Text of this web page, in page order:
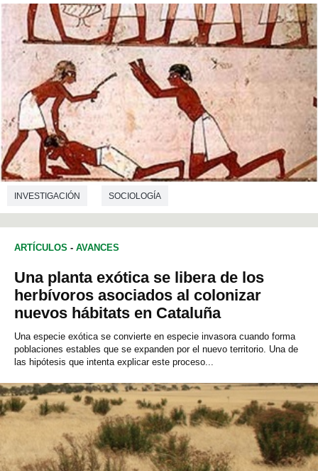
INVESTIGACIÓN SOCIOLOGÍA
ARTÍCULOS - AVANCES
Una planta exótica se libera de los
herbívoros asociados al colonizar
nuevos hábitats en Cataluña
Una especie exótica se convierte en especie invasora cuando forma
poblaciones estables que se expanden por el nuevo territorio. Una de
las hipótesis que intenta explicar este proceso...